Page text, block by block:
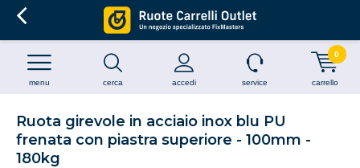
cerca accedi
menu service carrello
0
Ruota girevole in acciaio inox blu PU
frenata con piastra superiore - 100mm -
180kg